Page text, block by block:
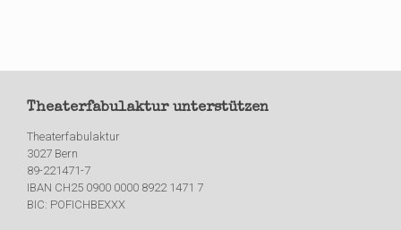
Theaterfabulaktur unterstützen
Theaterfabulaktur
3027 Bern
89-221471-7
IBAN CH25 0900 0000 8922 1471 7
BIC: POFICHBEXXX